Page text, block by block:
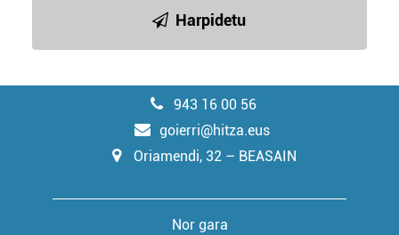
Harpidetu
943 16 00 56
goierri@hitza.eus
Oriamendi, 32 – BEASAIN
Nor gara